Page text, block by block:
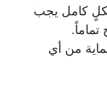
كامل يجب
تماماً.
من أي